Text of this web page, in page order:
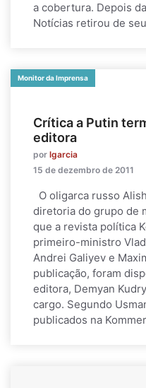
a cobertura. Depois
Notícias retirou de
Monitor da Imprensa
Crítica a Putin
editora
por lgarcia
15 de dezembro de 2011
O oligarca russo
diretoria do grupo de
que a revista política
primeiro-ministro
Andrei Galiyev e
publicação, foram
editora, Demyan
cargo. Segundo
publicados na